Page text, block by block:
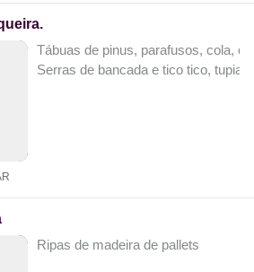
Tábuas de pinus, parafusos, cola,
Serras de bancada e tico tico, tupia
Ripas de madeira de pallets